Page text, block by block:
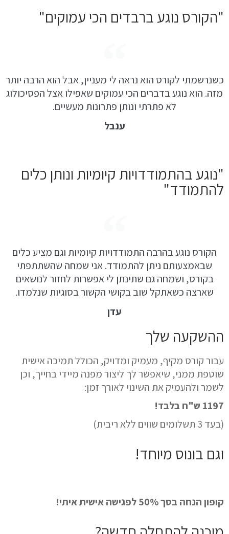
"הקורס נוגע ברבדים הכי עמוקים"
כשנרשמתי לקורס הוא נראה לי מעניין, אבל הוא הרבה יותר
מזה. הוא נוגע בדברים הכי עמוקים שאפילו אצל הפסיכולוג
לא פתרתי ונותן פתרונות מעשיים.
ענבל
"נוגע בהתמודדויות קיומיות ונותן כלים
להתמודד"
הקורס נוגע בהרבה התמודדויות קיומיות וגם מציע כלים
שבאמצעותם ניתן להתמודד. אני שמחה שהשתתפתי
בקורס, ושמחה גם שתינתן לי אפשרות לחזור לנושאים
שארצה כשאתקל שוב בקושי הקשור בסוגיות שנלמדו.
עדן
ההשקעה שלך
עבור קורס מקיף, מעמיק ומדויק, הכוללתמיכה אישית
שוטפת ממני, שיאפשר לך ליצורמפנה מיידי בחייך, וכן
לשמר ולהעמיק את השינוי לאורך זמן:
1197 ש"ח בלבד!
(בעד 3 תשלומים שווים ללא ריבית)
וגם בונוס מיוחד!
קופון הנחה בסך 50% לפגישה אישית איתי!